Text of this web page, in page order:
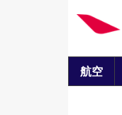
航空